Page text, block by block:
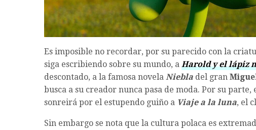
Es imposible no recordar, por su parecido con la
siga escribiendo sobre su mundo, a Harold y el lápiz
descontado, a la famosa novela Niebla del gran
busca a su creador nunca pasa de moda. Por su
sonreirá por el estupendo guiño a Viaje a la luna, el
Sin embargo se nota que la cultura polaca es